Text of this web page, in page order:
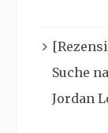
Suche
Jordan